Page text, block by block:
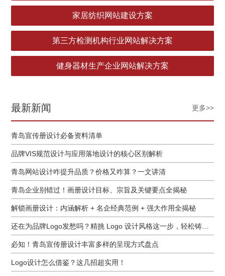
家居纺织网站建设方案
第三方检测机构行业网站解决方案
健身器材生产企业网站解决方案
最新新闻 更多>>
青岛宣传册设计必备资料清单
品牌VIS规范设计与应用落地设计的核心区别解析
青岛网站设计咋提升品质？价格又咋算？一文讲清
青岛企业别错过！画册设计目标、宗旨及关键要点全揭秘
解锁画册设计：内涵解析 + 名企经典范例 + 强大作用全揭秘
必知！青岛宣传册设计丰富多样的呈现方式盘点
Logo设计怎么借鉴？这几招超实用！